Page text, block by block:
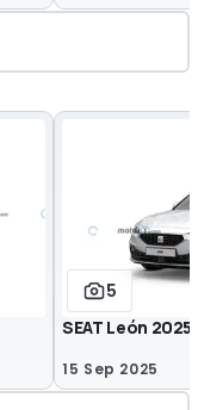
5
SEAT León
15 Sep 2025